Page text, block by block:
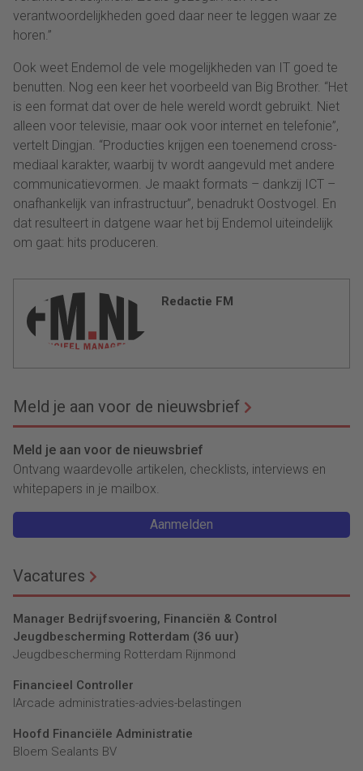
verantwoordelijkheden goed daar neer te leggen waar ze
horen.”
Ook weet Endemol de vele mogelijkheden van IT goed te
benutten. Nog een keer het voorbeeld van Big Brother. “Het
is een format dat over de hele wereld wordt gebruikt. Niet
alleen voor televisie, maar ook voor internet en telefonie”,
vertelt Dingjan. “Producties krijgen een toenemend cross-
mediaal karakter, waarbij tv wordt aangevuld met andere
communicatievormen. Je maakt formats – dankzij ICT –
onafhankelijk van infrastructuur”, benadrukt Oostvogel. En
dat resulteert in datgene waar het bij Endemol uiteindelijk
om gaat: hits produceren.
Redactie FM
Meld je aan voor de nieuwsbrief
Meld je aan voor de nieuwsbrief
Ontvang waardevolle artikelen, checklists, interviews en
whitepapers in je mailbox.
Aanmelden
Vacatures
Manager Bedrijfsvoering, Financiën & Control
Jeugdbescherming Rotterdam (36 uur)
Jeugdbescherming Rotterdam Rijnmond
Financieel Controller
lArcade administraties-advies-belastingen
Hoofd Financiële Administratie
Bloem Sealants BV